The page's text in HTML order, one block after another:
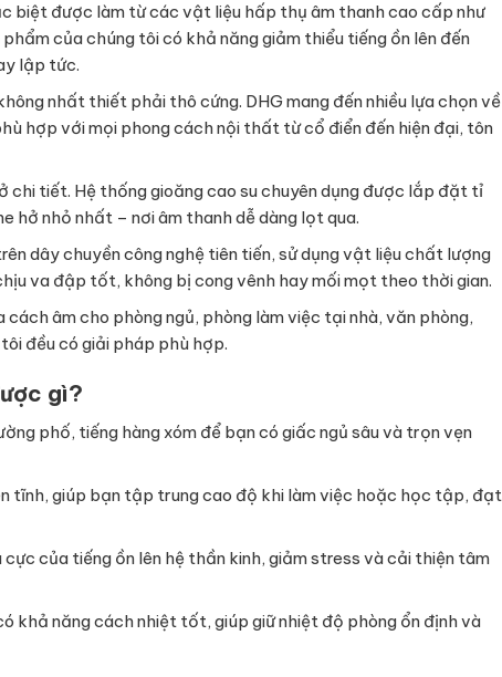
biệt được làm từ các vật liệu hấp thụ âm thanh cao cấp như
của chúng tôi có khả năng giảm thiểu tiếng ồn lên đến
lập tức.
nhất thiết phải thô cứng. DHG mang đến nhiều lựa chọn về
hợp với mọi phong cách nội thất từ cổ điển đến hiện đại, tôn
chi tiết. Hệ thống gioăng cao su chuyên dụng được lắp đặt tỉ
hở nhỏ nhất – nơi âm thanh dễ dàng lọt qua.
dây chuyền công nghệ tiên tiến, sử dụng vật liệu chất lượng
va đập tốt, không bị cong vênh hay mối mọt theo thời gian.
âm cho phòng ngủ, phòng làm việc tại nhà, văn phòng,
đều có giải pháp phù hợp.
gì?
phố, tiếng hàng xóm để bạn có giấc ngủ sâu và trọn vẹn
tĩnh, giúp bạn tập trung cao độ khi làm việc hoặc học tập, đạt
của tiếng ồn lên hệ thần kinh, giảm stress và cải thiện tâm
khả năng cách nhiệt tốt, giúp giữ nhiệt độ phòng ổn định và